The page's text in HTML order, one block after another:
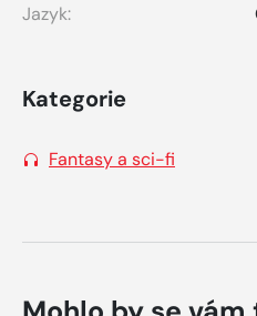
Jazyk:
Kategorie
Fantasy a sci-fi